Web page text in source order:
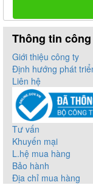
Thông tin
Giới thiệu công ty
Định hướng phát
Liên hệ
Tư vấn
Khuyến mại
L.hệ mua hàng
Bảo hành
Địa chỉ mua hàng